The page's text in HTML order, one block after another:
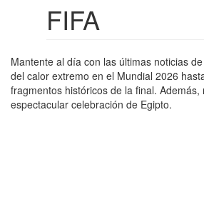
FIFA
Mantente al día con las últimas noticias
del calor extremo en el Mundial 2026
fragmentos históricos de la final. Además,
espectacular celebración de Egipto.